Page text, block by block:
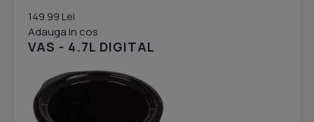
149.99 Lei
Adauga in cos
VAS - 4.7L DIGITAL